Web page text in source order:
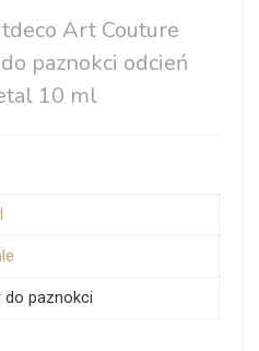
Art Couture
paznokci odcień
10 ml
do paznokci